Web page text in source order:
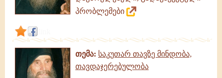
მინდობა,
თავდაჯერებულობაპრობლემები
თემა: საკუთარ თავზე მინდობა,
თავდაჯერებულობა